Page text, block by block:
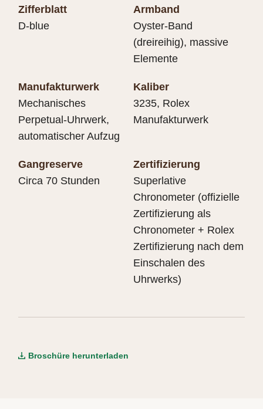
Zifferblatt
D-blue
Armband
Oyster-Band
(dreireihig), massive
Elemente
Manufakturwerk
Mechanisches
Perpetual-Uhrwerk,
automatischer Aufzug
Kaliber
3235, Rolex
Manufakturwerk
Gangreserve
Circa 70 Stunden
Zertifizierung
Superlative
Chronometer (offizielle
Zertifizierung als
Chronometer + Rolex
Zertifizierung nach dem
Einschalen des
Uhrwerks)
Broschüre herunterladen